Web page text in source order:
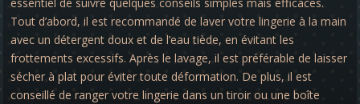
Tout d’abord, il est recommandé de laver votre lingerie à la main
avec un détergent doux et de l’eau tiède, en évitant les
frottements excessifs. Après le lavage, il est préférable de laisser
sécher à plat pour éviter toute déformation. De plus, il est
conseillé de ranger votre lingerie dans un tiroir ou une boîte